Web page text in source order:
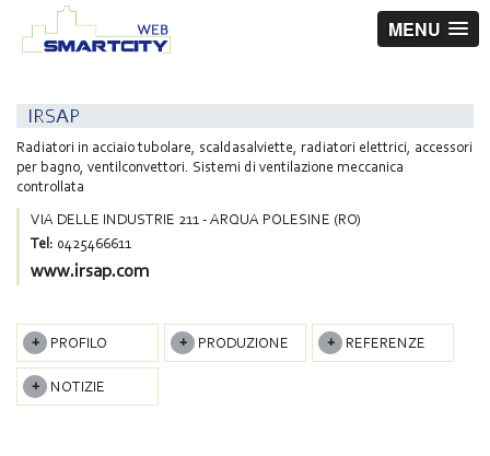
MENU
IRSAP
Radiatori in acciaio tubolare, scaldasalviette, radiatori elettrici, accessori
per bagno, ventilconvettori. Sistemi di ventilazione meccanica
controllata
VIA DELLE INDUSTRIE 211 - ARQUA POLESINE (RO)
Tel: 0425466611
www.irsap.com
PROFILO PRODUZIONE REFERENZE
NOTIZIE